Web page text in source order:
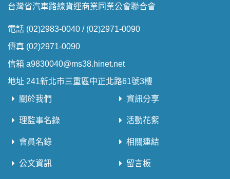
台灣省汽車路線貨運商業同業公會聯合會
電話 (02)2983-0040 / (02)2971-0090
傳真 (02)2971-0090
信箱 a9830040@ms38.hinet.net
地址 241新北市三重區中正北路61號3樓
關於我們
理監事名錄
會員名錄
公文資訊
資訊分享
活動花絮
相關連結
留言板